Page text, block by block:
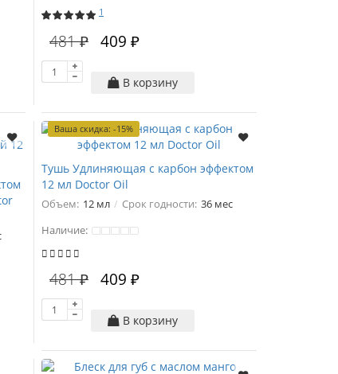
1
481 ₽ 409 ₽
В корзину
Ваша скидка: -15%
Тушь Удлиняющая с карбон эффектом
12 мл Doctor Oil
Объем: 12 мл Срок годности: 36 мес
Наличие:
481 ₽ 409 ₽
В корзину